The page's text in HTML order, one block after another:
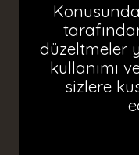
düzeltmeler
kullanımı
sizlere